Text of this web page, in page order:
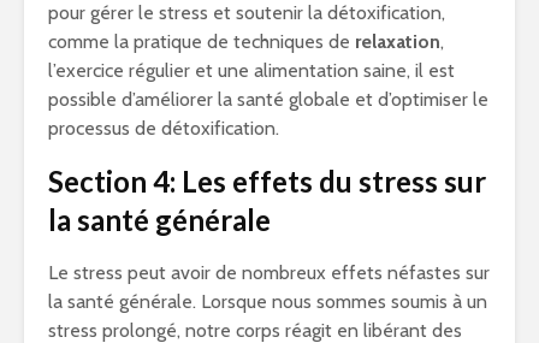
pour gérer le stress et soutenir la détoxification,
comme la pratique de techniques de relaxation,
l’exercice régulier et une alimentation saine, il est
possible d’améliorer la santé globale et d’optimiser le
processus de détoxification.
Section 4: Les effets du stress sur
la santé générale
Le stress peut avoir de nombreux effets néfastes sur
la santé générale. Lorsque nous sommes soumis à un
stress prolongé, notre corps réagit en libérant des